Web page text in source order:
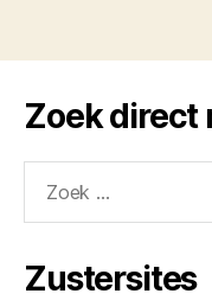
Zoek direct
naar:
Zustersites